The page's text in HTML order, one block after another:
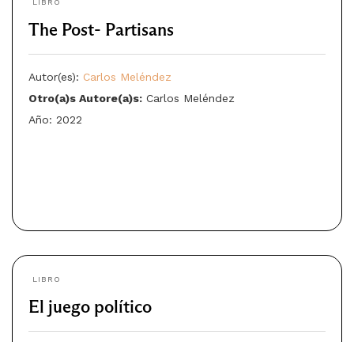
LIBRO
The Post- Partisans
Autor(es): Carlos Meléndez
Otro(a)s Autore(a)s: Carlos Meléndez
Año: 2022
LIBRO
El juego político